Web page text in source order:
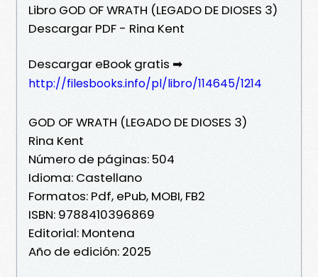
Libro GOD OF WRATH (LEGADO DE DIOSES 3)
Descargar PDF - Rina Kent
Descargar eBook gratis ➡
http://filesbooks.info/pl/libro/114645/1214
GOD OF WRATH (LEGADO DE DIOSES 3)
Rina Kent
Número de páginas: 504
Idioma: Castellano
Formatos: Pdf, ePub, MOBI, FB2
ISBN: 9788410396869
Editorial: Montena
Año de edición: 2025